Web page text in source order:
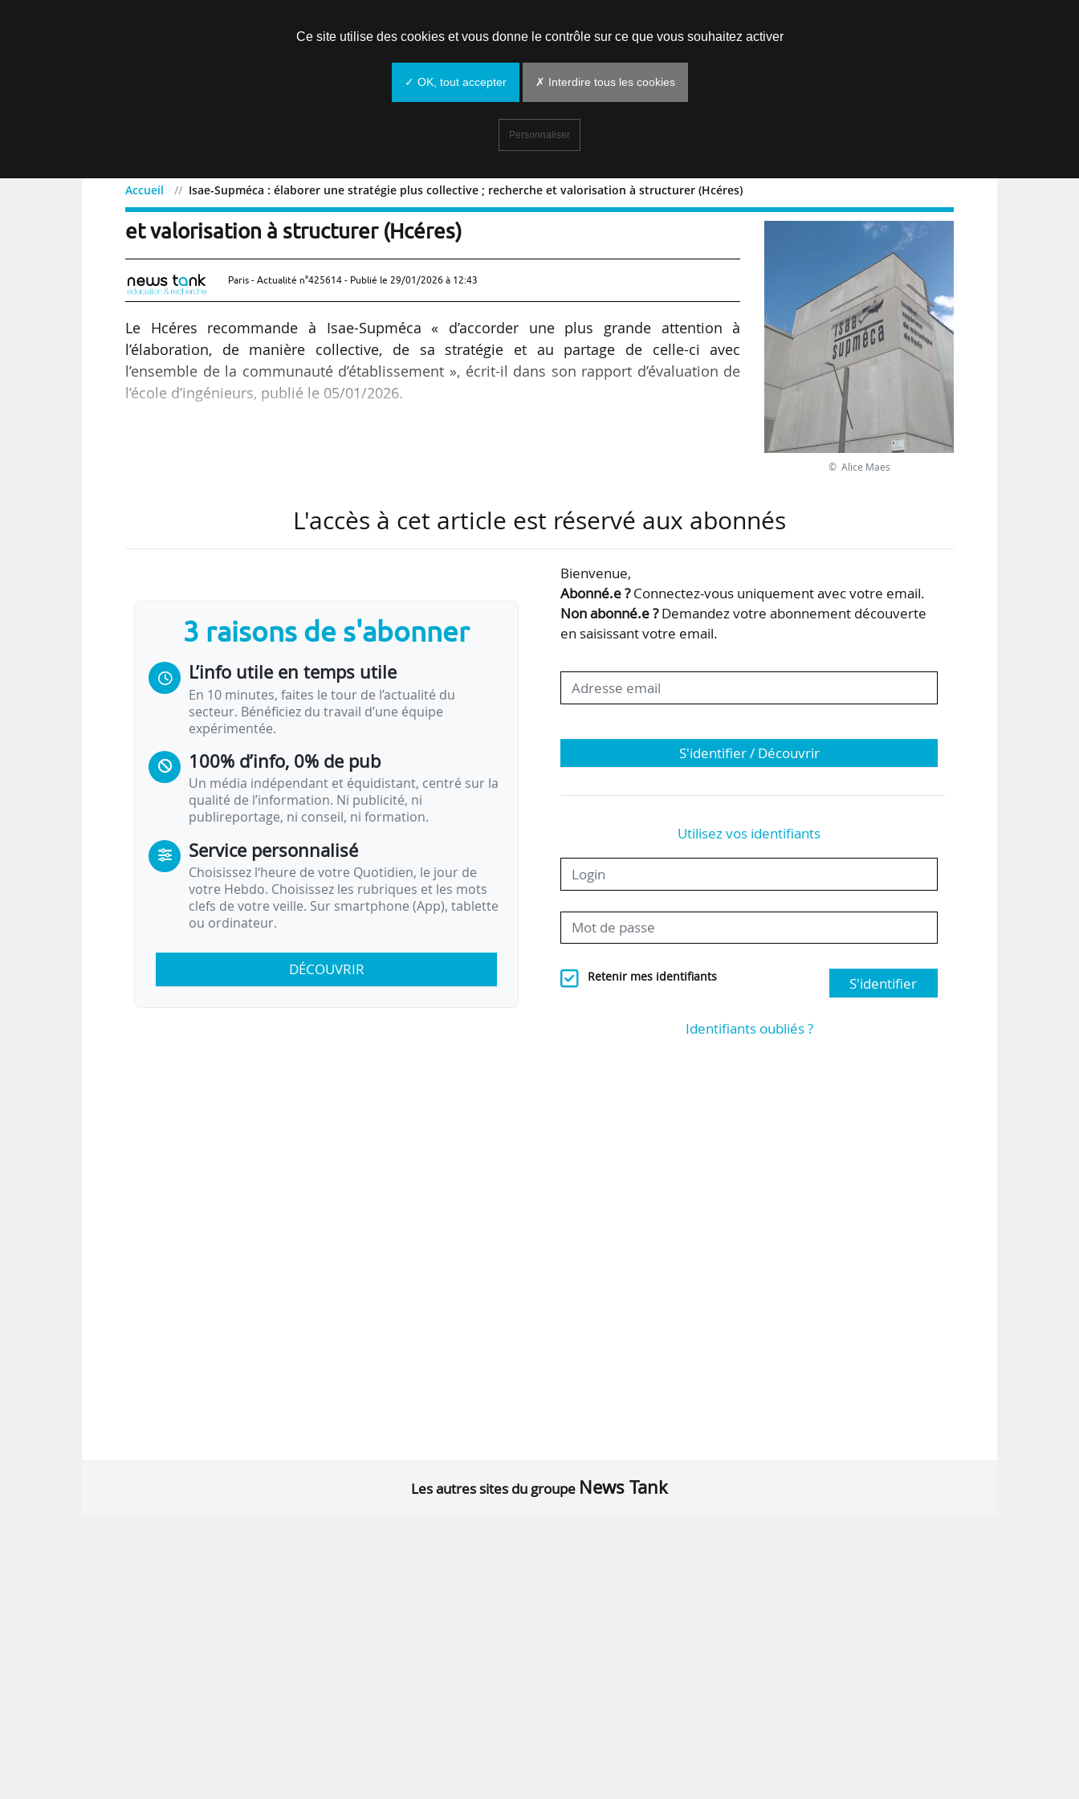
Accueil Isae-Supméca : élaborer une stratégie plus collective ; recherche et valorisation à structurer (Hcéres)
Isae-Supméca : élaborer une stratégie plus collective ; recherche
et valorisation à structurer (Hcéres)
Paris - Actualité n°425614 - Publié le 29/01/2026 à 12:43
Le Hcéres recommande à Isae-Supméca « d’accorder une plus grande attention à
l’élaboration, de manière collective, de sa stratégie et au partage de celle-ci avec
l’ensemble de la communauté d’établissement », écrit-il dans son rapport d’évaluation de
l’école d’ingénieurs, publié le 05/01/2026.
cette approche n’est plus considérée comme une priorité pour l’établissement, indique le
comité.
© Alice Maes
L'accès à cet article est réservé aux abonnés
3 raisons de s'abonner
L’info utile en temps utile
En 10 minutes, faites le tour de l’actualité du
secteur. Bénéficiez du travail d’une équipe
expérimentée.
100% d’info, 0% de pub
Un média indépendant et équidistant, centré sur la
qualité de l’information. Ni publicité, ni
publireportage, ni conseil, ni formation.
Service personnalisé
Choisissez l‘heure de votre Quotidien, le jour de
votre Hebdo. Choisissez les rubriques et les mots
clefs de votre veille. Sur smartphone (App), tablette
ou ordinateur.
DÉCOUVRIR
Bienvenue,
Abonné.e ?Connectez-vous uniquement avec votre email.
Non abonné.e ?Demandez votre abonnement découverte
en saisissant votre email.
S'identifier / Découvrir
Utilisez vos identifiants
Retenir mes identifiants S'identifier
Identifiants oubliés ?
Les autres sites du groupe News Tank
Ce site utilise des cookies et vous donne le contrôle sur ce que vous souhaitez activer
✓ OK, tout accepter ✗ Interdire tous les cookies
Personnaliser